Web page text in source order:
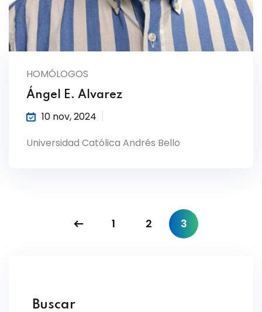
HOMÓLOGOS
Ángel E. Alvarez
10 nov, 2024
Universidad Católica Andrés Bello
1 2 3
Buscar